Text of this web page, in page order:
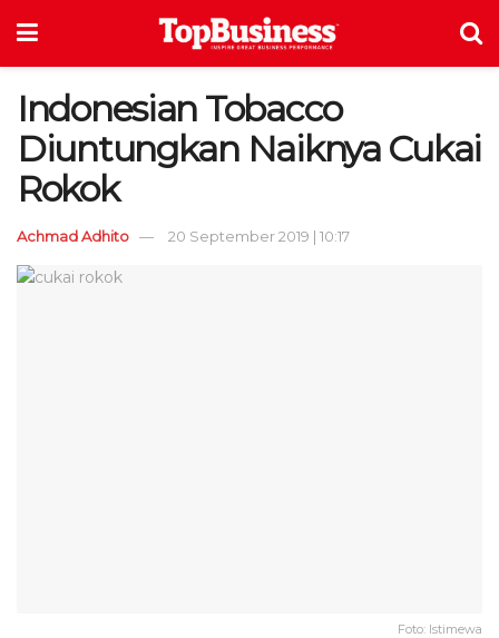
Indonesian Tobacco
Diuntungkan Naiknya Cukai
Rokok
Achmad Adhito 20 September 2019 | 10:17
Foto: Istimewa